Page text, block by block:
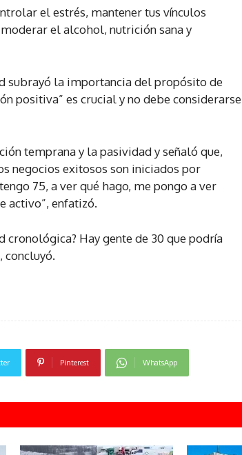
el estrés, mantener tus vínculos
el alcohol, nutrición sana y
subrayó la importancia del propósito de
positiva” es crucial y no debe considerarse
temprana y la pasividad y señaló que,
negocios exitosos son iniciados por
75, a ver qué hago, me pongo a ver
activo”, enfatizó.
cronológica? Hay gente de 30 que podría
concluyó.
Pinterest WhatsApp